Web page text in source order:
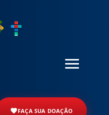
FAÇA SUA DOAÇÃO